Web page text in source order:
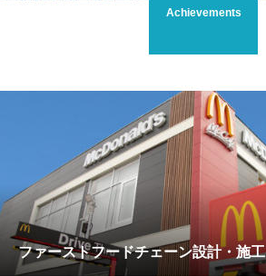
Achievements
ファーストフードチェーン設計・施工